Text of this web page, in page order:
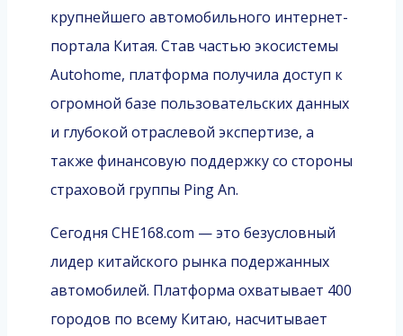
крупнейшего автомобильного интернет-
портала Китая. Став частью экосистемы
Autohome, платформа получила доступ к
огромной базе пользовательских данных
и глубокой отраслевой экспертизе, а
также финансовую поддержку со стороны
страховой группы Ping An.
Сегодня CHE168.com — это безусловный
лидер китайского рынка подержанных
автомобилей. Платформа охватывает 400
городов по всему Китаю, насчитывает